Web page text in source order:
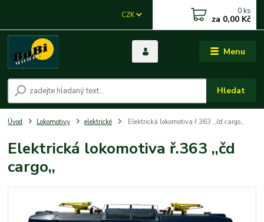
Menu
CZK
Hledat
0 ks
za 0,00 Kč
Úvod Lokomotivy elektrické Elektrická lokomotiva ř.363 ,,čd cargo,,
Elektrická lokomotiva ř.363 ,,čd
cargo,,